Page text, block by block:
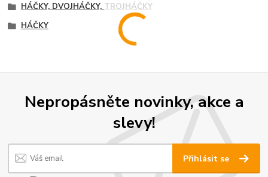
HÁČKY, DVOJHÁČKY, TROJHÁČKY
HÁČKY
Nepropásněte novinky, akce a
slevy!
Přihlásit se